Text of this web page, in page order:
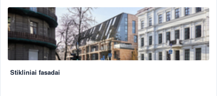
Stikliniai fasadai